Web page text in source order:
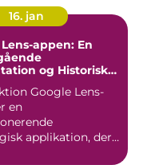
16. jan
appen: En
og Historisk
Lens-
en
applikation, der